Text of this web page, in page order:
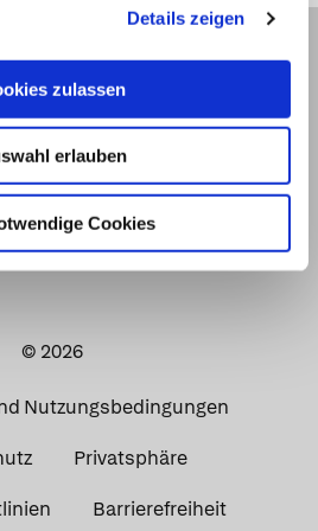
Details zeigen
zulassen
erlauben
Cookies
© 2026
Nutzungsbedingungen
Privatsphäre
Barrierefreiheit